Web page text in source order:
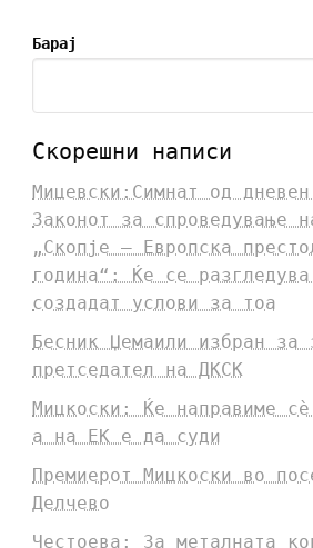
Барај
Скорешни написи
Мицевски:Симнат од
Законот за спроведување
„Скопје – Европска
година“: Ќе се
создадат услови за тоа
Бесник Џемаили избран за
претседател на ДКСК
Мицкоски: Ќе направиме
а на ЕК е да суди
Премиерот Мицкоски во
Делчево
Честоева: За металната